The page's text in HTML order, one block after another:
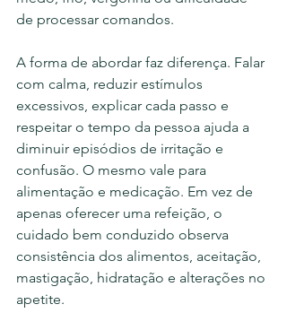
de processar comandos.
A forma de abordar faz diferença. Falar
com calma, reduzir estímulos
excessivos, explicar cada passo e
respeitar o tempo da pessoa ajuda a
diminuir episódios de irritação e
confusão. O mesmo vale para
alimentação e medicação. Em vez de
apenas oferecer uma refeição, o
cuidado bem conduzido observa
consistência dos alimentos, aceitação,
mastigação, hidratação e alterações no
apetite.